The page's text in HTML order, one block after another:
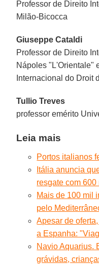
Professor de Direito
Milão-Bicocca
Giuseppe Cataldi
Professor de Direito
Nápoles "L'Orientale"
Internacional do Droit
Tullio Treves
professor emérito
Leia mais
Portos italianos
Itália anuncia
resgate com 600
Mais de 100 mil
pelo
Apesar de
a Espanha:
Navio Aquarius.
grávidas,